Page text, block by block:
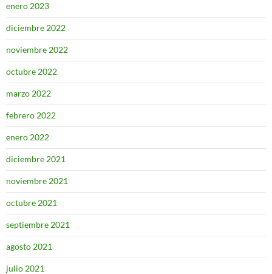
enero 2023
diciembre 2022
noviembre 2022
octubre 2022
marzo 2022
febrero 2022
enero 2022
diciembre 2021
noviembre 2021
octubre 2021
septiembre 2021
agosto 2021
julio 2021